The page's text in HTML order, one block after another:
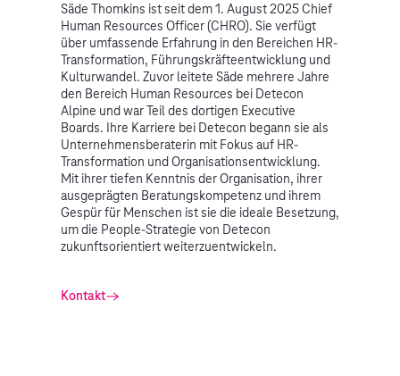
Säde Thomkins ist seit dem 1. August 2025 Chief
Human Resources Officer (CHRO). Sie verfügt
über umfassende Erfahrung in den Bereichen HR-
Transformation, Führungskräfteentwicklung und
Kulturwandel. Zuvor leitete Säde mehrere Jahre
den Bereich Human Resources bei Detecon
Alpine und war Teil des dortigen Executive
Boards. Ihre Karriere bei Detecon begann sie als
Unternehmensberaterin mit Fokus auf HR-
Transformation und Organisationsentwicklung.
Mit ihrer tiefen Kenntnis der Organisation, ihrer
ausgeprägten Beratungskompetenz und ihrem
Gespür für Menschen ist sie die ideale Besetzung,
um die People-Strategie von Detecon
zukunftsorientiert weiterzuentwickeln.
Kontakt